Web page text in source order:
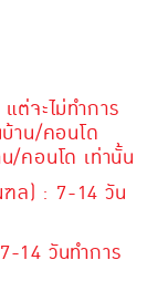
ต่จะไม่ทำการ
าน/คอนโด
/คอนโด เท่านั้น
ฑล) : 7-14 วัน
14 วันทำการ